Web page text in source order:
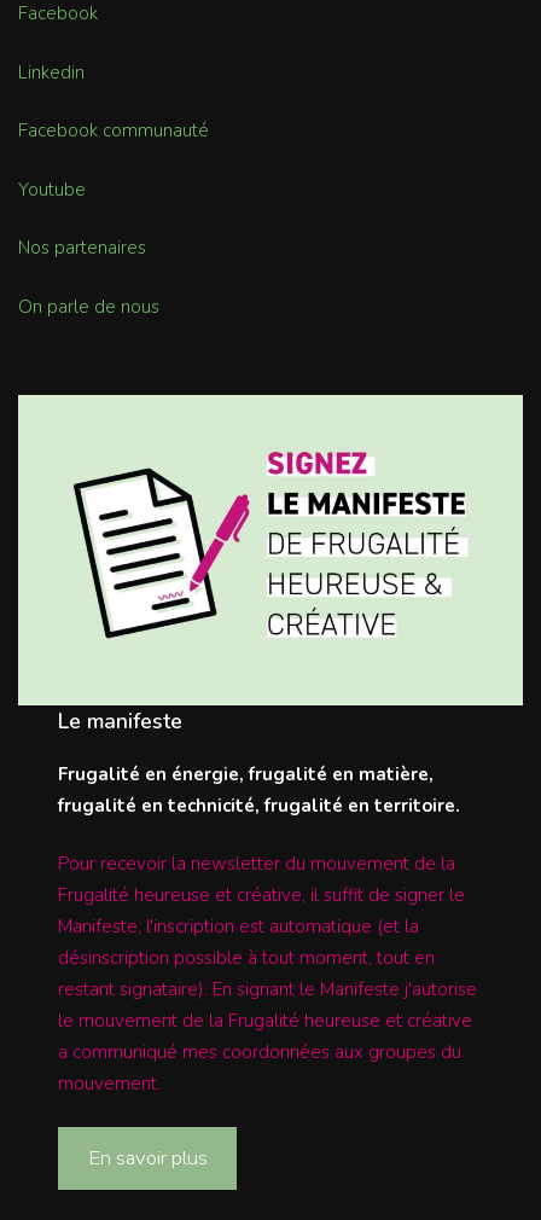
Facebook
Linkedin
Facebook communauté
Youtube
Nos partenaires
On parle de nous
Le manifeste
Frugalité en énergie, frugalité en matière,
frugalité en technicité, frugalité en territoire.
Pour recevoir la newsletter du mouvement de la
Frugalité heureuse et créative, il suffit de signer le
Manifeste, l'inscription est automatique (et la
désinscription possible à tout moment, tout en
restant signataire). En signant le Manifeste j'autorise
le mouvement de la Frugalité heureuse et créative
a communiqué mes coordonnées aux groupes du
mouvement.
En savoir plus